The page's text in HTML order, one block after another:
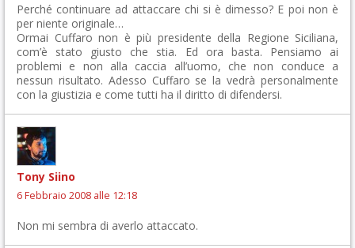
Perché continuare ad attaccare chi si è dimesso? E poi non è
per niente originale…
Ormai Cuffaro non è più presidente della Regione Siciliana,
com’è stato giusto che stia. Ed ora basta. Pensiamo ai
problemi e non alla caccia all’uomo, che non conduce a
nessun risultato. Adesso Cuffaro se la vedrà personalmente
con la giustizia e come tutti ha il diritto di difendersi.
Tony Siino
6 Febbraio 2008 alle 12:18
Non mi sembra di averlo attaccato.